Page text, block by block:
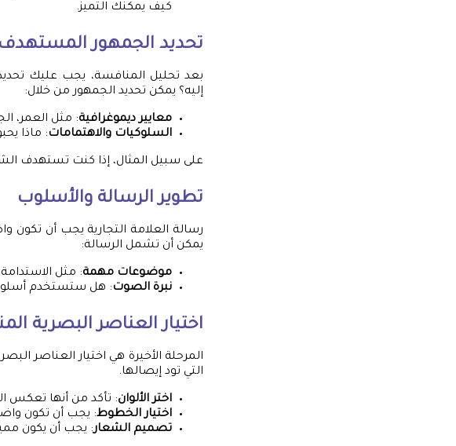
كيف يمكنك التميز.
تحديد الجمهور المستهدف
بعد تحليل المنافسة، يجب عليك
إليه؟ يمكن تحديد الجمهور من خلال:
معايير ديموغرافية: مثل العمر،
السلوكيات والاهتمامات: ماذا
على سبيل المثال، إذا كنت تستهدف
تطوير الرسالة والأسلوب
رسالة العلامة التجارية يجب أن
يمكن أن تشمل الرسالة:
موضوعات مهمة: مثل الاستدامة،
نبرة الصوت: هل ستستخدم
اختيار العناصر البصرية
المرحلة الأخيرة هي اختيار العناصر
التي تود إيصالها.
اختر الألوان: تأكد من أنها تعكس
اختيار الخطوط: يجب أن تكون
تصميم الشعار: يجب أن يكون